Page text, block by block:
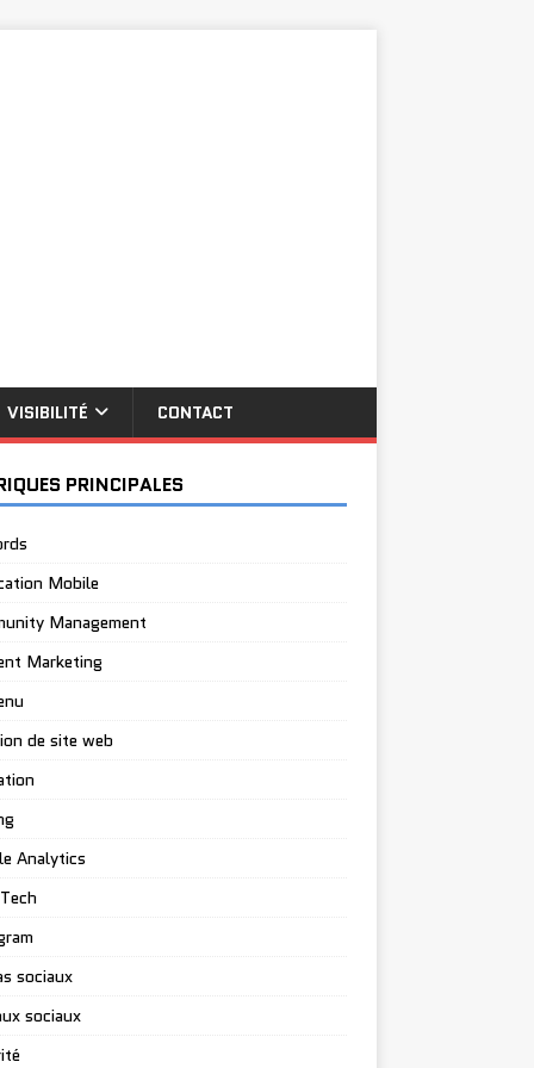
VISIBILITÉ CONTACT
PRINCIPALES
Mobile
Management
Marketing
de site web
Analytics
sociaux
sociaux